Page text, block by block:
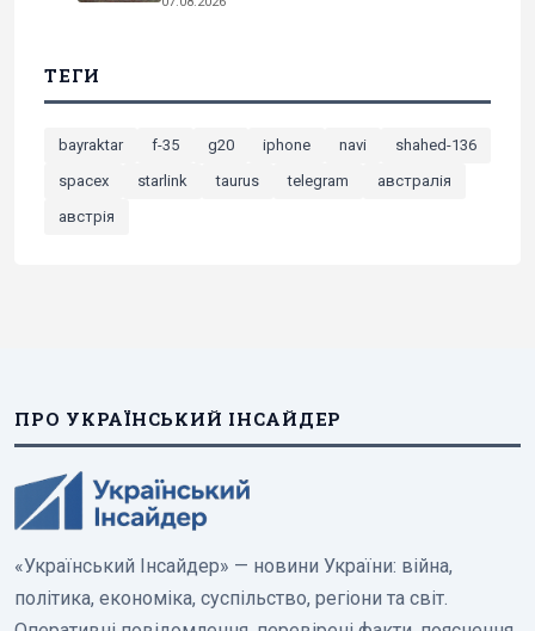
ТЕГИ
bayraktar f-35 g20 iphone navi
shahed-136
spacex
starlink taurus telegram
австралія
австрія
ПРО УКРАЇНСЬКИЙ ІНСАЙДЕР
«Український Інсайдер» — новини України: війна,
політика, економіка, суспільство, регіони та світ.